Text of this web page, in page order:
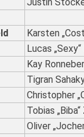
Karsten
Lucas
Kay
Tigran
Christopher
Tobias
Oliver